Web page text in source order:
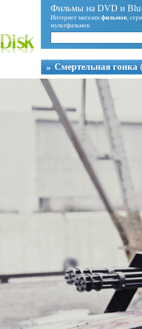
Фильмы на DVD и
Интернет магазин фильмов,
мультфильмов.
Смертельная гонка